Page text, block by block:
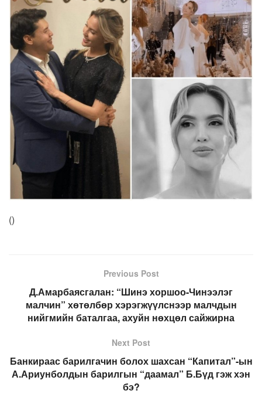
()
Previous Post
Д.Амарбаясгалан: “Шинэ хоршоо-Чинээлэг
малчин” хөтөлбөр хэрэгжүүлснээр малчдын
нийгмийн баталгаа, ахуйн нөхцөл сайжирна
Next Post
Банкираас барилгачин болох шахсан “Капитал”-ын
А.Ариунболдын барилгын “даамал” Б.Бүд гэж хэн
бэ?